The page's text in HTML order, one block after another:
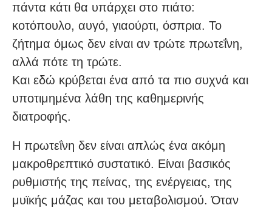
πάντα κάτι θα υπάρχει στο πιάτο:
κοτόπουλο, αυγό, γιαούρτι, όσπρια. Το
ζήτημα όμως δεν είναι αν τρώτε πρωτεΐνη,
αλλά πότε τη τρώτε.
Και εδώ κρύβεται ένα από τα πιο συχνά και
υποτιμημένα λάθη της καθημερινής
διατροφής.
Η πρωτεΐνη δεν είναι απλώς ένα ακόμη
μακροθρεπτικό συστατικό. Είναι βασικός
ρυθμιστής της πείνας, της ενέργειας, της
μυϊκής μάζας και του μεταβολισμού. Όταν